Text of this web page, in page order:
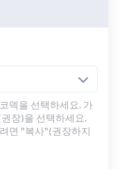
덱을 선택하세요. 가
장)을 선택하세요.
면 "복사"(권장하지